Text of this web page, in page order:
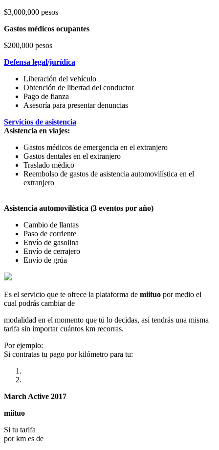
$3,000,000 pesos
Gastos médicos ocupantes
$200,000 pesos
Defensa legal/jurídica
Liberación del vehículo
Obtención de libertad del conductor
Pago de fianza
Asesoría para presentar denuncias
Servicios de asistencia
Asistencia en viajes:
Gastos médicos de emergencia en el extranjero
Gastos dentales en el extranjero
Traslado médico
Reembolso de gastos de asistencia automovilística en el
extranjero
Asistencia automovilística (3 eventos por año)
Cambio de llantas
Paso de corriente
Envío de gasolina
Envío de cerrajero
Envío de grúa
Es el servicio que te ofrece la plataforma de miituo por medio el
cual podrás cambiar de
modalidad en el momento que tú lo decidas, así tendrás una misma
tarifa sin importar cuántos km recorras.
Por ejemplo:
Si contratas tu pago por kilómetro para tu:
March Active 2017
miituo
Si tu tarifa
por km es de